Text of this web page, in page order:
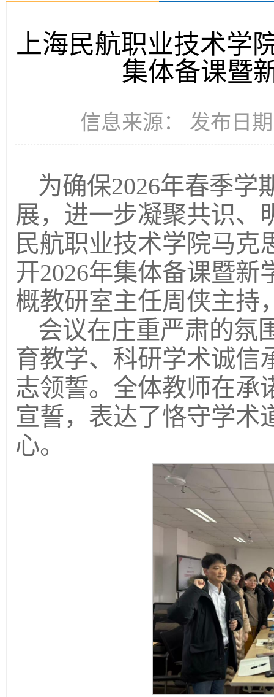
上海民航职业技术学
集体备课暨
信息来源： 发布日
为确保2026年春季学
展，进一步凝聚共识、
民航职业技术学院马克
开2026年集体备课暨
概教研室主任周侠主持
会议在庄重严肃的氛
育教学、科研学术诚信
志领誓。全体教师在承
宣誓，表达了恪守学术
心。